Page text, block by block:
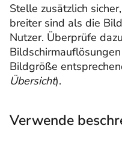
Stelle zusätzlich
breiter sind als die
Nutzer. Überprüfe
Bildgröße
Übersicht).
Verwende